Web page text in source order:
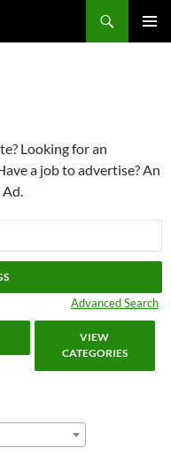
Looking for an
a job to advertise? An
Advanced Search
VIEW
CATEGORIES